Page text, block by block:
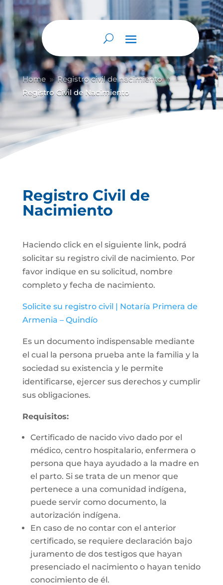
Abrir barra de herramientas
Home 9 Registro civil de nacimiento 9
Registro Civil de Nacimiento
Registro Civil de
Nacimiento
Haciendo click en el siguiente link, podrá
solicitar su registro civil de nacimiento. Por
favor indique en su solicitud, nombre
completo y fecha de nacimiento.
Solicite su registro civil | Notaría Primera de
Armenia – Quindío
Es un documento indispensable mediante
el cual la persona prueba ante la familia y la
sociedad su existencia y le permite
identificarse, ejercer sus derechos y cumplir
sus obligaciones.
Requisitos:
Certificado de nacido vivo dado por el
médico, centro hospitalario, enfermera o
persona que haya ayudado a la madre en
el parto. Si se trata de un menor que
pertenece a una comunidad indígena,
puede servir como documento, la
autorización indígena.
En caso de no contar con el anterior
certificado, se requiere declaración bajo
juramento de dos testigos que hayan
presenciado el nacimiento o hayan tenido
conocimiento de él.